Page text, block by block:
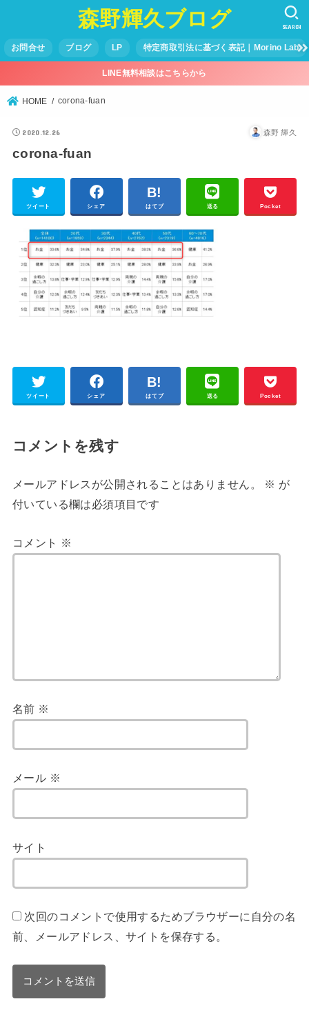
森野輝久ブログ
お問合せ ブログ LP 特定商取引法に基づく表記｜Morino Lab
SEARCH
LINE無料相談はこちらから
HOME corona-fuan
2020.12.26 森野 輝久
corona-fuan
ツイート シェア はてブ 送る Pocket
ツイート シェア はてブ 送る Pocket
コメントを残す
メールアドレスが公開されることはありません。 ※ が
付いている欄は必須項目です
コメント ※
名前 ※
メール ※
サイト
次回のコメントで使用するためブラウザーに自分の名
前、メールアドレス、サイトを保存する。